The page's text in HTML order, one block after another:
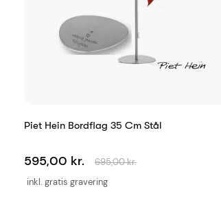
Piet Hein Bordflag 35 Cm Stål
inkl. gratis gravering
595,00 kr. 695,00 kr.